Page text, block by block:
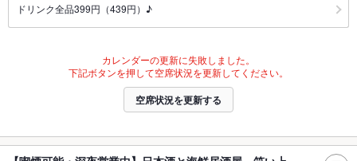
ドリンク全品399円（439円）♪
カレンダーの更新に失敗しました。
下記ボタンを押して空席状況を更新してください。
空席状況を更新する